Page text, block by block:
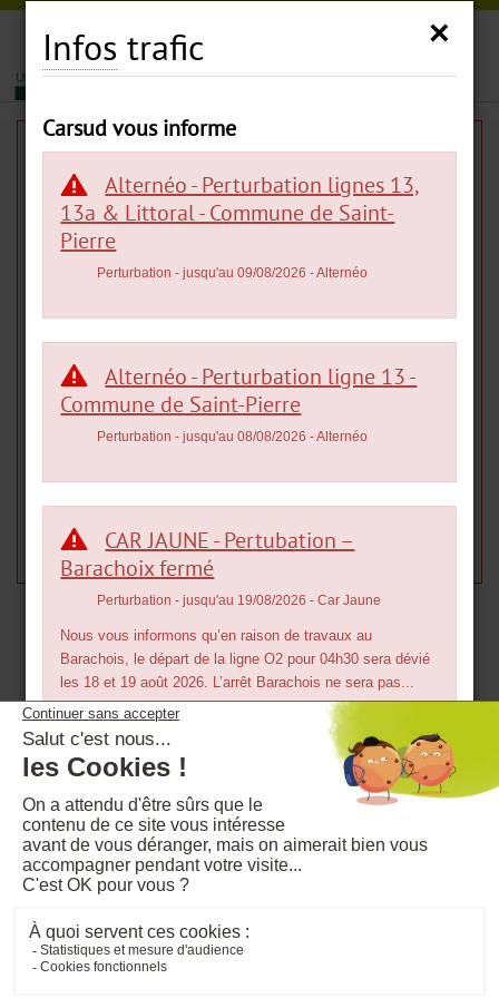
Carsud
Actualités
FÊTE DU VACOA 2026 : DES NAVETTES
CARSUD À VOTRE DISPOSITION !
Carsud - Publié le 04/08/2026
de la Fête du Vacoa.
Pour vous permettre de vivre pleinement l’évènement,
met en place un dispositif de navettes gratuites et facilite vos
Sud Sauvage !
Aide et accessibilité
×
Infos trafic
Carsud vous informe
Alternéo - Perturbation lignes 13,
13a & Littoral - Commune de Saint-
Pierre
Perturbation- jusqu'au 09/08/2026 - Alternéo
Alternéo - Perturbation ligne 13 -
Commune de Saint-Pierre
Perturbation- jusqu'au 08/08/2026 - Alternéo
CAR JAUNE - Pertubation –
Barachoix fermé
Perturbation- jusqu'au 19/08/2026 - Car Jaune
Nous vous informons qu’en raison de travaux au
Barachois, le départ de la ligne O2 pour 04h30 sera dévié
les 18 et 19 août 2026. L’arrêt Barachois ne sera pas...
Kar'Ouest : SECTEUR LE PORT
BRADERIE COMMERCIALE DE LA VILLE
DU PORT
Manifestation- jusqu'au 15/08/2026
samedi 15 août 2026 inclus : Circulation interdite sur
l’avenue Commune de Paris, dans les 2 sens. Lignes